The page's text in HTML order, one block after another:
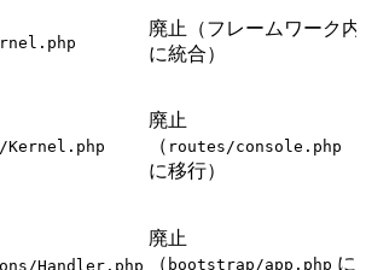
廃止（フレームワーク内
に統合）
Kernel.php
廃止
（ routes/console.php
に移行）
Handler.php
廃止
（ bootstrap/app.php に